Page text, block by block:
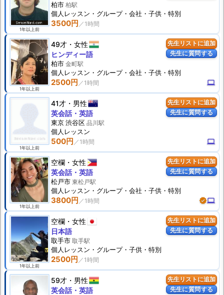
1年以上前
3500円
柏市 柏駅
個人 レッスン ・グループ・会社・子供・特別
先生リストに追加
先生に質問する
1年以上前
49才 女性
2500円 computer
ヒンディー語
柏市 金町駅
個人 レッスン ・グループ・会社・子供・特別
先生リストに追加
先生に質問する
1年以上前
41才 男性
500円 computer
英会話・英語
東京 渋谷区 品川駅
個人 レッスン
先生リストに追加
先生に質問する
1年以上前
空欄 女性
3800円 verifiedcomputer
英会話・英語
松戸市 東松戸駅
個人 レッスン ・グループ・会社・子供・特別
先生リストに追加
先生に質問する
1年以上前
空欄 女性
2500円
日本語
取手市 取手駅
個人 レッスン ・グループ・子供・特別
先生リストに追加
先生に質問する
59才 男性
英会話・英語